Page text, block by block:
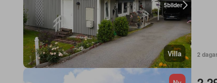
5bilder
Villa 2